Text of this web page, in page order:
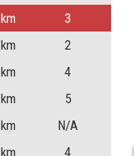
km
3
km
2
km
4
km
5
km
N/A
km
4